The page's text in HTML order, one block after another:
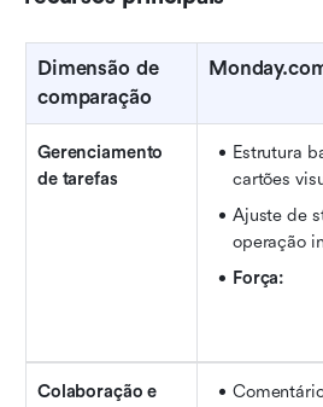
Dimensão de
comparação
Gerenciamento
de tarefas
Estrutura
cartões
Ajuste de
operação
Força:
Colaboração e